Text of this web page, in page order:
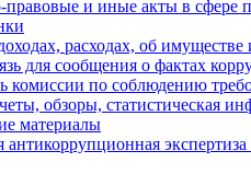
и иные акты в сфере
расходах, об имуществе
для сообщения о фактах
комиссии по соблюдению
обзоры, статистическая
материалы
антикоррупционная